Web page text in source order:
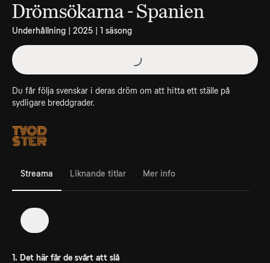
Drömsökarna - Spanien
Underhållning | 2025 | 1 säsong
Du får följa svenskar i deras dröm om att hitta ett ställe på
sydligare breddgrader.
Streama Liknande titlar Mer info
1. Det här får de svårt att slå